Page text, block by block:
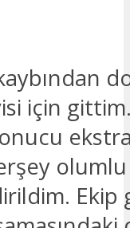
için
Ekip